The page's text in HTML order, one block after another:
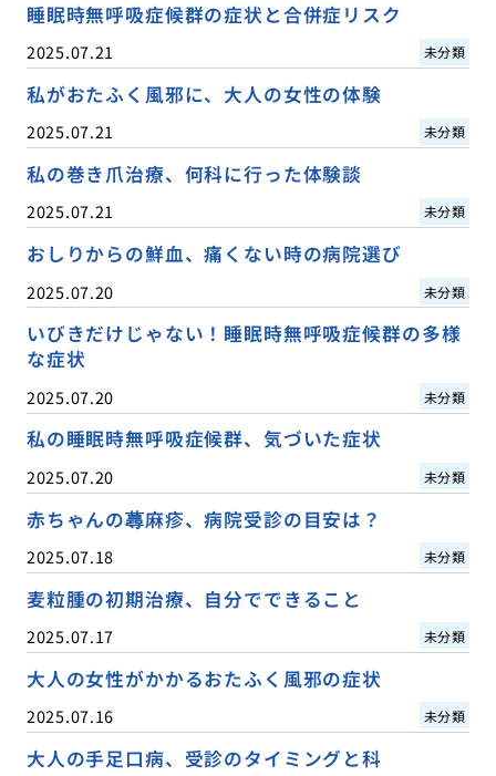
睡眠時無呼吸症候群の症状と合併症リスク
2025.07.21 未分類
私がおたふく風邪に、大人の女性の体験
2025.07.21 未分類
私の巻き爪治療、何科に行った体験談
2025.07.21 未分類
おしりからの鮮血、痛くない時の病院選び
2025.07.20 未分類
いびきだけじゃない！睡眠時無呼吸症候群の多様
な症状
2025.07.20 未分類
私の睡眠時無呼吸症候群、気づいた症状
2025.07.20 未分類
赤ちゃんの蕁麻疹、病院受診の目安は？
2025.07.18 未分類
麦粒腫の初期治療、自分でできること
2025.07.17 未分類
大人の女性がかかるおたふく風邪の症状
2025.07.16 未分類
大人の手足口病、受診のタイミングと科